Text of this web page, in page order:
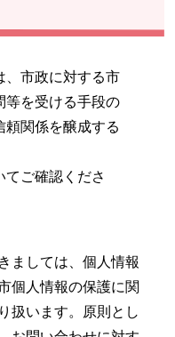
、市政に対する市
等を受ける手段の
頼関係を醸成する
てご確認くださ
ましては、個人情報
個人情報の保護に関
扱います。原則とし